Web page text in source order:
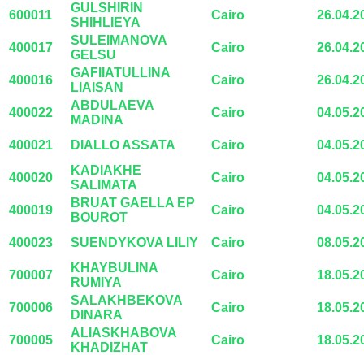
600011
GULSHIRIN
SHIHLIEYA
Cairo
400017
SULEIMANOVA
GELSU
Cairo
400016
GAFIIATULLINA
LIAISAN
Cairo
400022
ABDULAEVA
MADINA
Cairo
400021 DIALLO ASSATA Cairo
400020
KADIAKHE
SALIMATA
Cairo
400019
BRUAT GAELLA EP
BOUROT
Cairo
400023 SUENDYKOVA LILIY Cairo
700007
KHAYBULINA
RUMIYA
Cairo
700006
SALAKHBEKOVA
DINARA
Cairo
700005
ALIASKHABOVA
KHADIZHAT
Cairo